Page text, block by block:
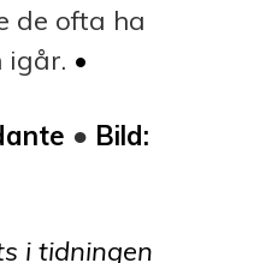
de ofta ha
igår. •
● Bild:
i tidningen